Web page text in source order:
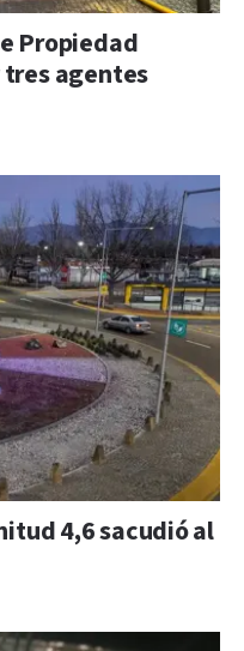
Propiedad
agentes
4,6 sacudió al